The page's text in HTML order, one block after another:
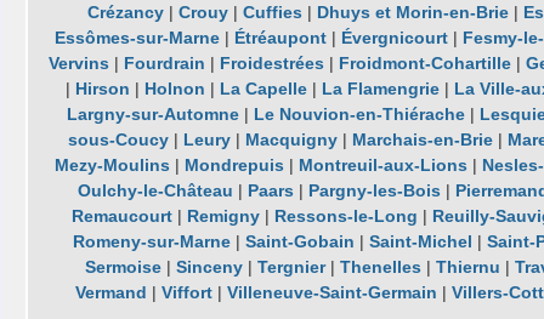
Crézancy| Crouy| Cuffies | Dhuys et Morin-en-Brie|
Essômes-sur-Marne | Étréaupont | Évergnicourt | Fesmy-
Vervins | Fourdrain | Froidestrées | Froidmont-Cohartille |
| Hirson | Holnon | La Capelle| La Flamengrie| La Ville-
Largny-sur-Automne | Le Nouvion-en-Thiérache |
sous-Coucy | Leury | Macquigny | Marchais-en-Brie |
Mezy-Moulins | Mondrepuis | Montreuil-aux-Lions |
Oulchy-le-Château | Paars | Pargny-les-Bois |
Remaucourt | Remigny | Ressons-le-Long | Reuilly-
Romeny-sur-Marne| Saint-Gobain | Saint-Michel | Saint-
Sermoise| Sinceny| Tergnier| Thenelles | Thiernu |
Vermand |Viffort |Villeneuve-Saint-Germain |Villers-